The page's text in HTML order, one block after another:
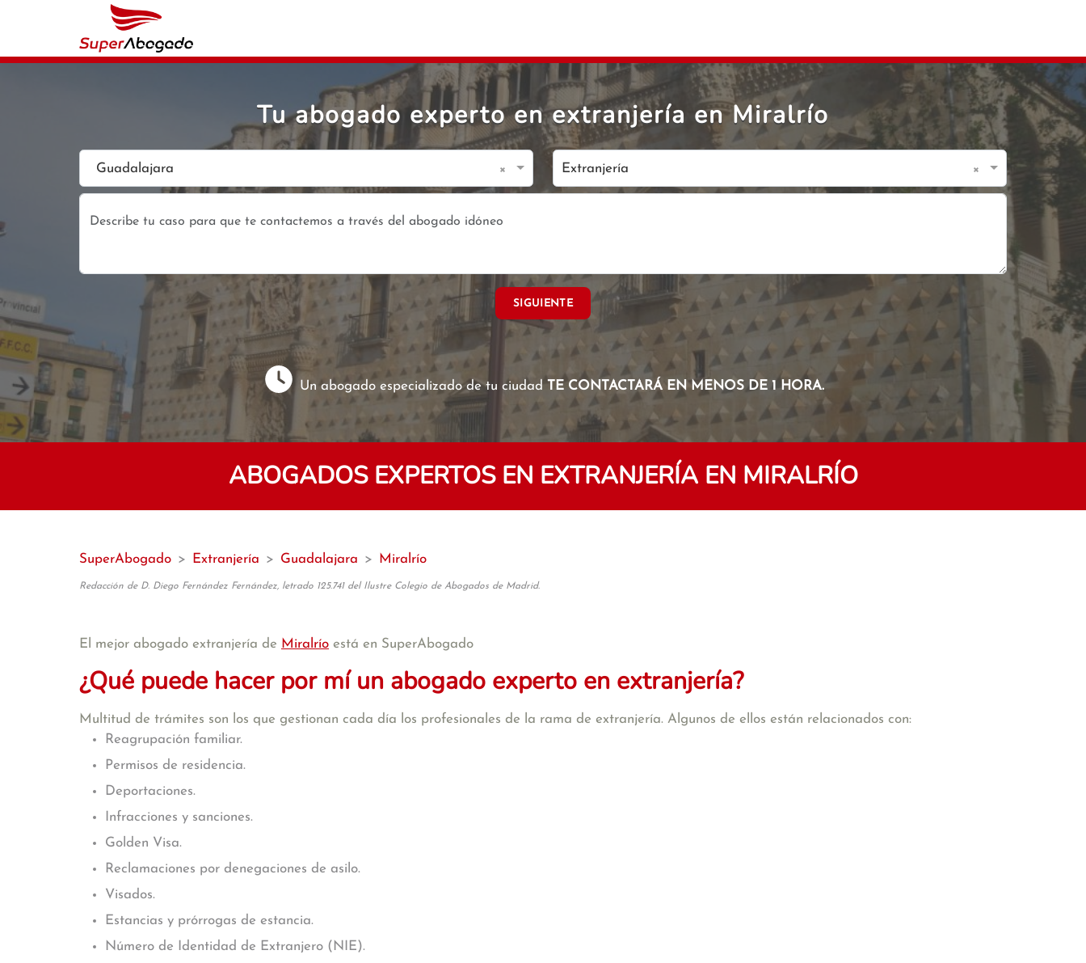
Tu abogado experto en extranjería en Miralrío
Guadalajara × Extranjería ×
SIGUIENTE
Un abogado especializado de tu ciudad TE CONTACTARÁ EN MENOS DE 1 HORA.
ABOGADOS EXPERTOS EN EXTRANJERÍA EN MIRALRÍO
SuperAbogado > Extranjería > Guadalajara > Miralrío
Redacción de D. Diego Fernández Fernández, letrado 125.741 del Ilustre Colegio de Abogados de Madrid.
El mejor abogado extranjería de Miralrío está en SuperAbogado
¿Qué puede hacer por mí un abogado experto en extranjería?
Multitud de trámites son los que gestionan cada día los profesionales de la rama de extranjería. Algunos de ellos están relacionados con:
Reagrupación familiar.
Permisos de residencia.
Deportaciones.
Infracciones y sanciones.
Golden Visa.
Reclamaciones por denegaciones de asilo.
Visados.
Estancias y prórrogas de estancia.
Número de Identidad de Extranjero (NIE).